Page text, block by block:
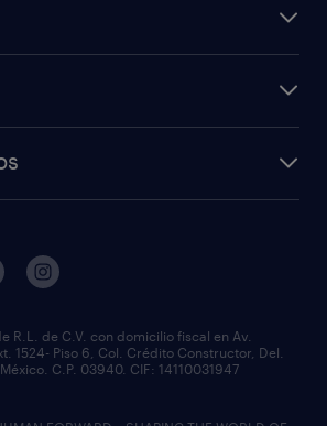
R.L. de C.V. con domicilio fiscal en Av.
1524- Piso 6, Col. Crédito Constructor, Del.
C.P. 03940. CIF: 14110031947